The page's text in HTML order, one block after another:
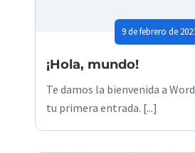
9 de febrero de
¡Hola, mundo!
Te damos la bienvenida a
tu primera entrada. [...]